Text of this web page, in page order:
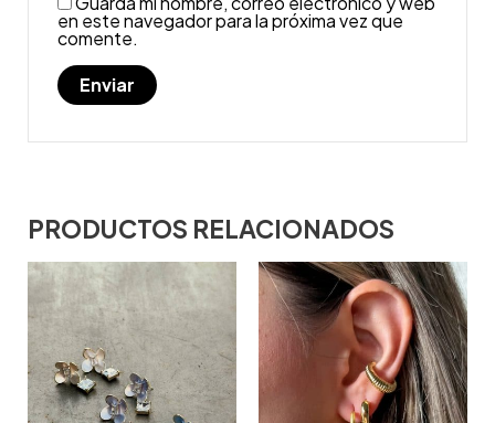
en este navegador para la próxima vez que
comente.
PRODUCTOS RELACIONADOS